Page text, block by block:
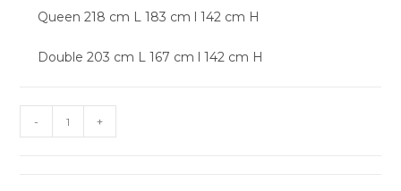
Queen 218 cm L 183 cm l 142 cm H
Double 203 cm L 167 cm l 142 cm H
- +